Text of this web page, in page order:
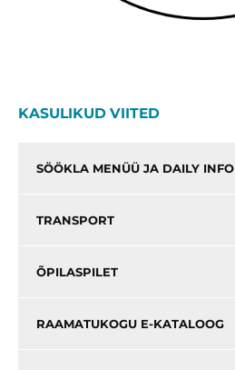
KASULIKUD VIITED
SÖÖKLA MENÜÜ JA DAILY INFO
TRANSPORT
ÕPILASPILET
RAAMATUKOGU E-KATALOOG